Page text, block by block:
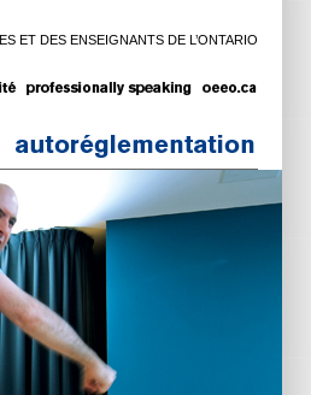
ET DES ENSEIGNANTS DE L’ONTARIO